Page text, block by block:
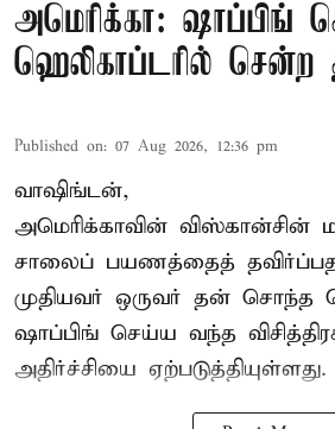
அமெரிக்கா: ஷாப்பிங்
ஹெலிகாப்டரில் சென்ற
Published on: 07 Aug 2026, 12:36 pm
வாஷிங்டன்,
அமெரிக்காவின் விஸ்கான்சின்
சாலைப் பயணத்தைத்
முதியவர் ஒருவர் தன் சொந்த
ஷாப்பிங் செய்ய வந்த
அதிர்ச்சியை ஏற்படுத்தியுள்ளது.